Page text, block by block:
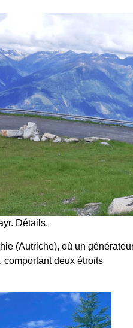
Détails.
(Autriche), où un
deux étroits